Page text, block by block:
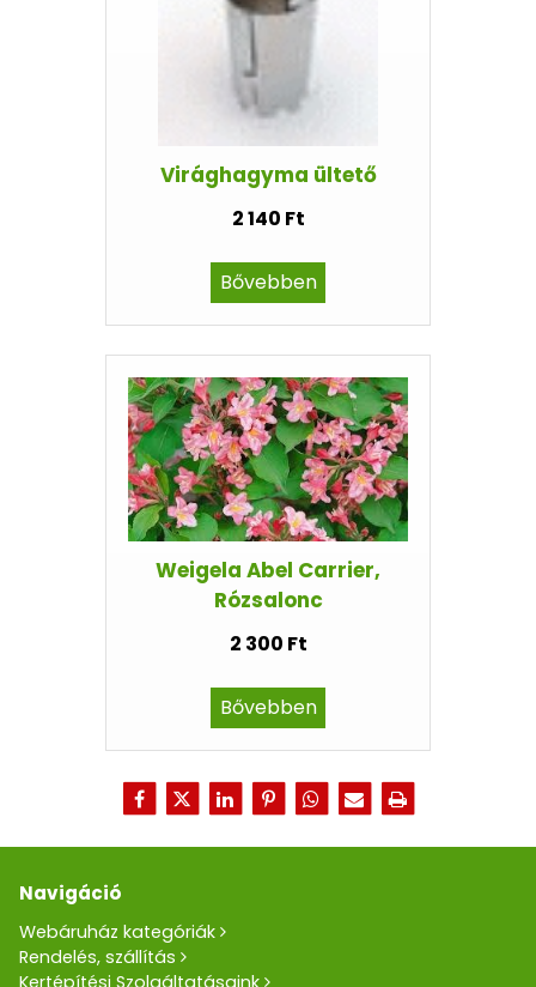
Virághagyma ültető
2 140 Ft
Bővebben
Weigela Abel Carrier,
Rózsalonc
2 300 Ft
Bővebben
Navigáció
Webáruház kategóriák
Rendelés, szállítás